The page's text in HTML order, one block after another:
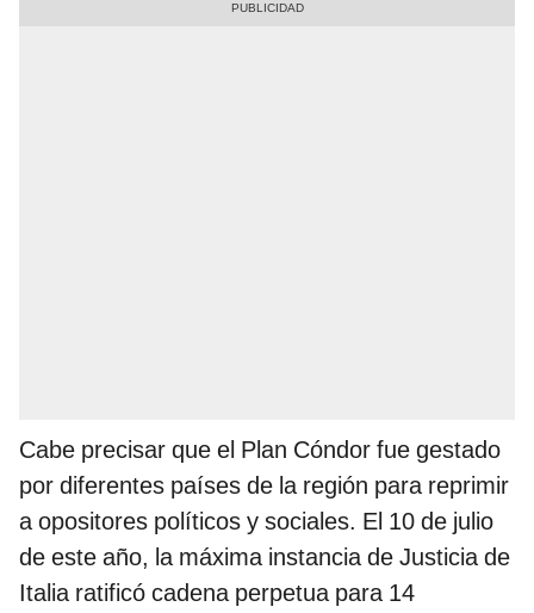
Cabe precisar que el Plan Cóndor fue gestado
por diferentes países de la región para reprimir
a opositores políticos y sociales. El 10 de julio
de este año, la máxima instancia de Justicia de
Italia ratificó cadena perpetua para 14